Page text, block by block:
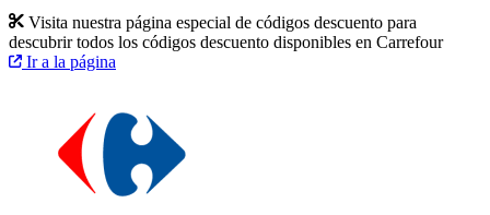
Visita nuestra página especial de códigos descuento para
descubrir todos los códigos descuento disponibles en Carrefour
Ir a la página